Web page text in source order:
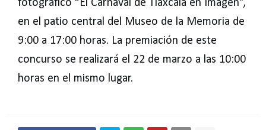
fotográfico “El Carnaval de Tlaxcala en Imagen”,
en el patio central del Museo de la Memoria de
9:00 a 17:00 horas. La premiación de este
concurso se realizará el 22 de marzo a las 10:00
horas en el mismo lugar.